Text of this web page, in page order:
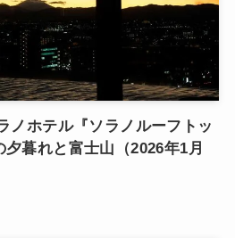
ノホテル『ソラノルーフトッ
暮れと富士山（2026年1月